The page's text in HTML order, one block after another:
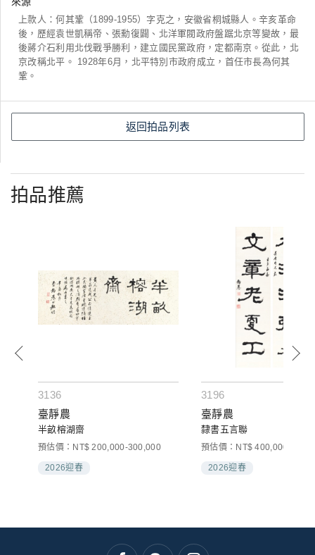
上款人：何其鞏（1899-1955）字克之，安徽省桐城縣人。辛亥革命
後，歷經袁世凱稱帝、張勳復闢、北洋軍閥政府盤踞北京等變故，最
後蔣介石利用北伐戰爭勝利，建立國民黨政府，定都南京。從此，北
京改稱北平。 1928年6月，北平特別市政府成立，首任市長為何其
鞏。
返回拍品列表
拍品推薦
3136
臺靜農
半畝榕湖齋
預估價：NT$ 200,000-300,000
2026迎春
3196
臺靜農
隸書五言聯
預估價：NT$ 400,000-
2026迎春